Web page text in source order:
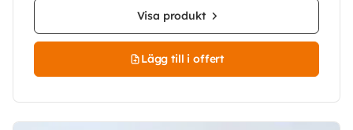
Visa produkt
Lägg till i offert